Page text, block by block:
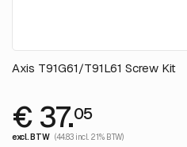
Axis T91G61/T91L61 Screw Kit
€ 37.05
excl. BTW (44.83 incl. 21% BTW)